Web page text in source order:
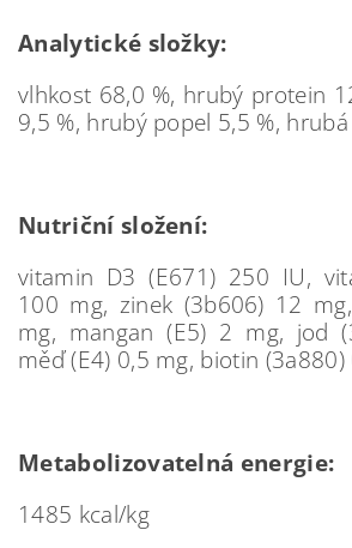
Analytické složky:
vlhkost 68,0 %, hrubý protein
9,5 %, hrubý popel 5,5 %,
Nutriční složení:
vitamin D3 (E671) 250 IU,
100 mg, zinek (3b606) 12
mg, mangan (E5) 2 mg, jod
měď (E4) 0,5 mg, biotin (3a880)
Metabolizovatelná energie:
1485 kcal/kg